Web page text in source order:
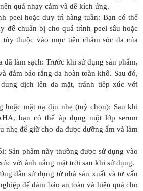
quá nhạy cảm và dễ kích ứng.
peel hoặc duy trì hàng tuần: Bạn có thể
để chuẩn bị cho quá trình peel sâu hoặc
thuộc vào mục tiêu chăm sóc da của
đã làm sạch: Trước khi sử dụng sản phẩm,
đảm bảo rằng da hoàn toàn khô. Sau đó,
dịch lên da mặt, tránh tiếp xúc với
hoặc mặt nạ dịu nhẹ (tuỳ chọn): Sau khi
bạn có thể áp dụng một lớp serum
nhẹ để giữ cho da được dưỡng ẩm và làm
Sản phẩm này thường được sử dụng vào
với ánh nắng mặt trời sau khi sử dụng.
dẫn sử dụng từ nhà sản xuất và tư vấn
để đảm bảo an toàn và hiệu quả cho